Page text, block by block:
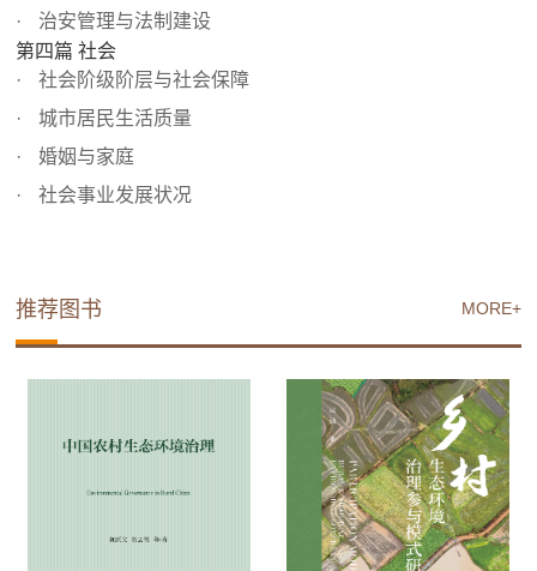
治安管理与法制建设
第四篇 社会
社会阶级阶层与社会保障
城市居民生活质量
婚姻与家庭
社会事业发展状况
MORE+
推荐图书